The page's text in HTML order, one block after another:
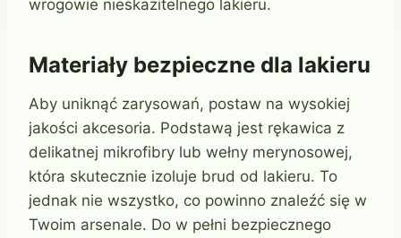
wrogowie nieskazitelnego lakieru.
Materiały bezpieczne dla lakieru
Aby uniknąć zarysowań, postaw na wysokiej
jakości akcesoria. Podstawą jest rękawica z
delikatnej mikrofibry lub wełny merynosowej,
która skutecznie izoluje brud od lakieru. To
jednak nie wszystko, co powinno znaleźć się w
Twoim arsenale. Do w pełni bezpiecznego